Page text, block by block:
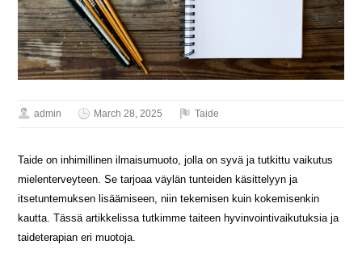
admin March 28, 2025 Taide
Taide on inhimillinen ilmaisumuoto, jolla on syvä ja tutkittu vaikutus
mielenterveyteen. Se tarjoaa väylän tunteiden käsittelyyn ja
itsetuntemuksen lisäämiseen, niin tekemisen kuin kokemisenkin
kautta. Tässä artikkelissa tutkimme taiteen hyvinvointivaikutuksia ja
taideterapian eri muotoja.